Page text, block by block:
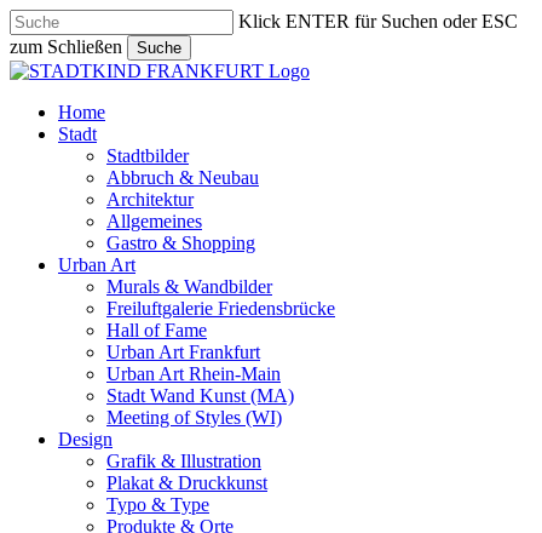
Skip
to
main
content
Klick ENTER für Suchen oder ESC
zum Schließen
Suche
Close
search
Menu
Home
Stadt
Stadtbilder
Abbruch & Neubau
Architektur
Allgemeines
Gastro & Shopping
Urban Art
Murals & Wandbilder
Freiluftgalerie Friedensbrücke
Hall of Fame
Urban Art Frankfurt
Urban Art Rhein-Main
Stadt Wand Kunst (MA)
Meeting of Styles (WI)
Design
Grafik & Illustration
Plakat & Druckkunst
Typo & Type
Produkte & Orte